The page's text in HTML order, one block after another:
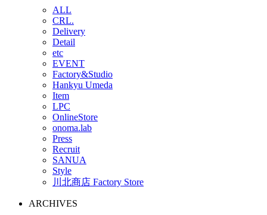
ALL
CRL.
Delivery
Detail
etc
EVENT
Factory&Studio
Hankyu Umeda
Item
LPC
OnlineStore
onoma.lab
Press
Recruit
SANUA
Style
川北商店 Factory Store
ARCHIVES